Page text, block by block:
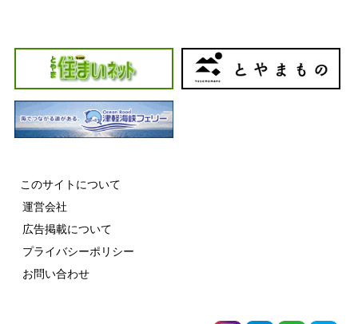
このサイトについて
運営会社
広告掲載について
プライバシーポリシー
お問い合わせ